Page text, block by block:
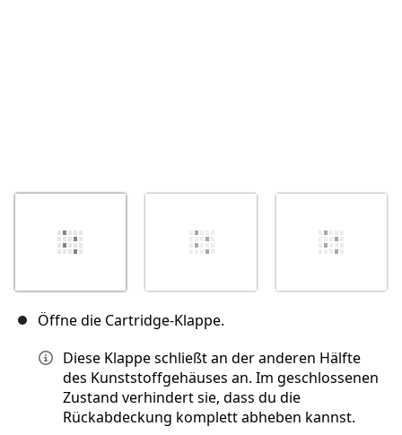
Öffne die Cartridge-Klappe.
Diese Klappe schließt an der anderen Hälfte
des Kunststoffgehäuses an. Im geschlossenen
Zustand verhindert sie, dass du die
Rückabdeckung komplett abheben kannst.